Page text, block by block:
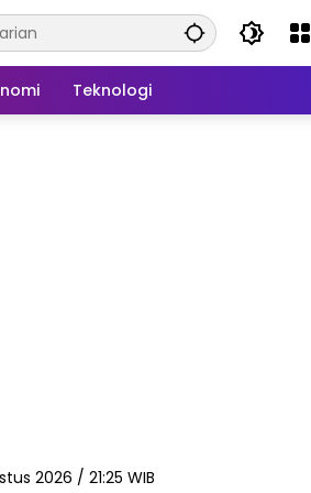
Teknologi
2026 / 21:25 WIB